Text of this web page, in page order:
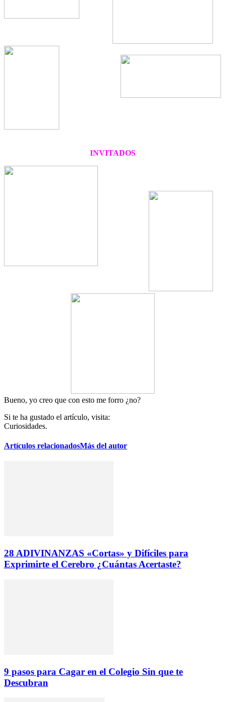
INVITADOS
Bueno, yo creo que con esto me forro ¿no?
Si te ha gustado el artículo, visita:
Curiosidades.
Artículos relacionadosMás del autor
28 ADIVINANZAS «Cortas» y Difíciles para
Exprimirte el Cerebro ¿Cuántas Acertaste?
9 pasos para Cagar en el Colegio Sin que te
Descubran